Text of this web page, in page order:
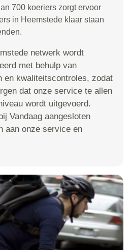
700 koeriers zorgt ervoor
in Heemstede klaar staan
netwerk wordt
met behulp van
en kwaliteitscontroles, zodat
dat onze service te allen
wordt uitgevoerd.
Vandaag aangesloten
aan onze service en